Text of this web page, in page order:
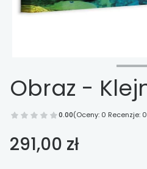
Obraz -
0.00(Oceny: 0 Recenzje:
Cena
291,00 zł